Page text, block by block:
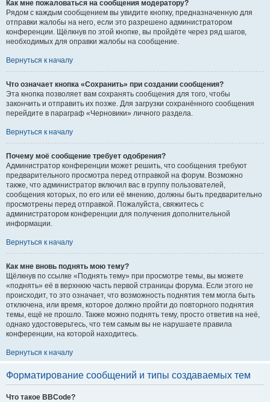
Как мне пожаловаться на сообщения модератору?
Рядом с каждым сообщением вы увидите кнопку, предназначенную для
отправки жалобы на него, если это разрешено администратором
конференции. Щёлкнув по этой кнопке, вы пройдёте через ряд шагов,
необходимых для оправки жалобы на сообщение.
Вернуться к началу
Что означает кнопка «Сохранить» при создании сообщения?
Эта кнопка позволяет вам сохранять сообщения для того, чтобы
закончить и отправить их позже. Для загрузки сохранённого сообщения
перейдите в параграф «Черновики» личного раздела.
Вернуться к началу
Почему моё сообщение требует одобрения?
Администратор конференции может решить, что сообщения требуют
предварительного просмотра перед отправкой на форум. Возможно
также, что администратор включил вас в группу пользователей,
сообщения которых, по его или её мнению, должны быть предварительно
просмотрены перед отправкой. Пожалуйста, свяжитесь с
администратором конференции для получения дополнительной
информации.
Вернуться к началу
Как мне вновь поднять мою тему?
Щёлкнув по ссылке «Поднять тему» при просмотре темы, вы можете
«поднять» её в верхнюю часть первой страницы форума. Если этого не
происходит, то это означает, что возможность поднятия тем могла быть
отключена, или время, которое должно пройти до повторного поднятия
темы, ещё не прошло. Также можно поднять тему, просто ответив на неё,
однако удостоверьтесь, что тем самым вы не нарушаете правила
конференции, на которой находитесь.
Вернуться к началу
Форматирование сообщений и типы создаваемых тем
Что такое BBCode?